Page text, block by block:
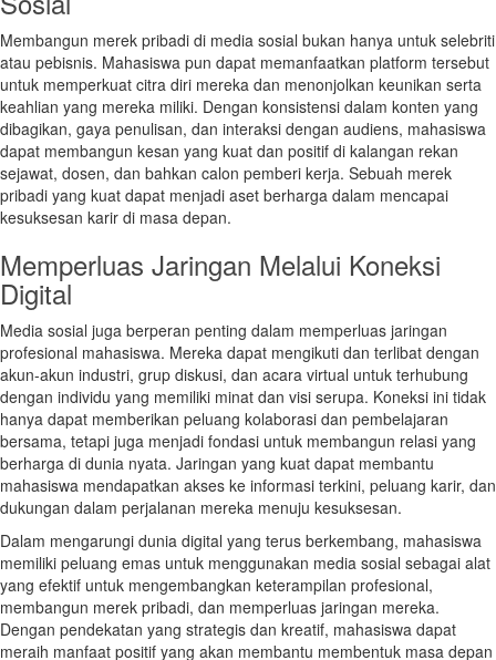
Membangun merek pribadi di media sosial bukan hanya untuk selebriti
atau pebisnis. Mahasiswa pun dapat memanfaatkan platform tersebut
untuk memperkuat citra diri mereka dan menonjolkan keunikan serta
keahlian yang mereka miliki. Dengan konsistensi dalam konten yang
dibagikan, gaya penulisan, dan interaksi dengan audiens, mahasiswa
dapat membangun kesan yang kuat dan positif di kalangan rekan
sejawat, dosen, dan bahkan calon pemberi kerja. Sebuah merek
pribadi yang kuat dapat menjadi aset berharga dalam mencapai
kesuksesan karir di masa depan.
Memperluas Jaringan Melalui Koneksi
Digital
Media sosial juga berperan penting dalam memperluas jaringan
profesional mahasiswa. Mereka dapat mengikuti dan terlibat dengan
akun-akun industri, grup diskusi, dan acara virtual untuk terhubung
dengan individu yang memiliki minat dan visi serupa. Koneksi ini tidak
hanya dapat memberikan peluang kolaborasi dan pembelajaran
bersama, tetapi juga menjadi fondasi untuk membangun relasi yang
berharga di dunia nyata. Jaringan yang kuat dapat membantu
mahasiswa mendapatkan akses ke informasi terkini, peluang karir, dan
dukungan dalam perjalanan mereka menuju kesuksesan.
Dalam mengarungi dunia digital yang terus berkembang, mahasiswa
memiliki peluang emas untuk menggunakan media sosial sebagai alat
yang efektif untuk mengembangkan keterampilan profesional,
membangun merek pribadi, dan memperluas jaringan mereka.
Dengan pendekatan yang strategis dan kreatif, mahasiswa dapat
meraih manfaat positif yang akan membantu membentuk masa depan